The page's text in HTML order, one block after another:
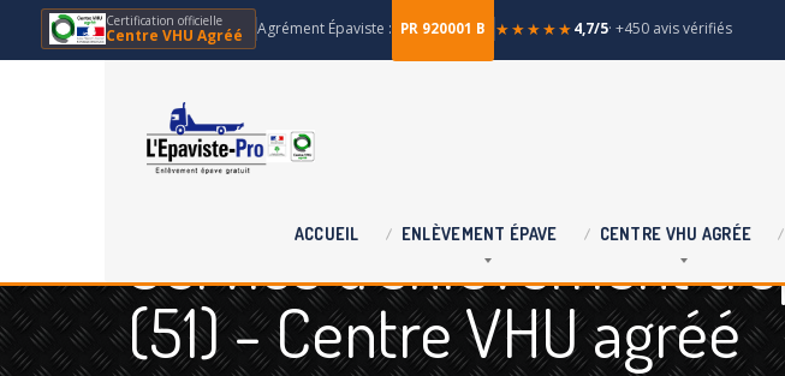
Certification officielle
Centre VHU Agréé Agrément Épaviste : PR 920001 B ★★★★★4,7/5· +450 avis vérifiés
ACCUEIL ENLÈVEMENT ÉPAVE CENTRE VHU AGRÉE
Service d'enlèvement
(51) - Centre VHU agréé